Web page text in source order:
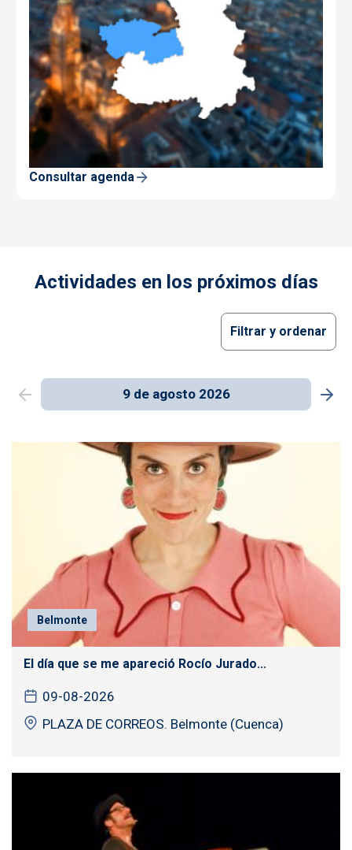
Consultar agenda
Actividades en los próximos días
9 de agosto 2026
Filtrar y ordenar
Belmonte
El día que se me apareció Rocío Jurado...
09-08-2026
PLAZA DE CORREOS. Belmonte (Cuenca)